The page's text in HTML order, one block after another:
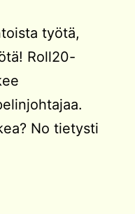
työtä,
Roll20-
No tietysti